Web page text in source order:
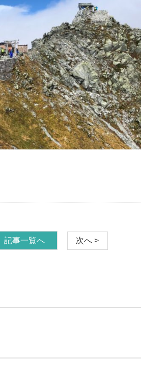
記事一覧へ 次へ >